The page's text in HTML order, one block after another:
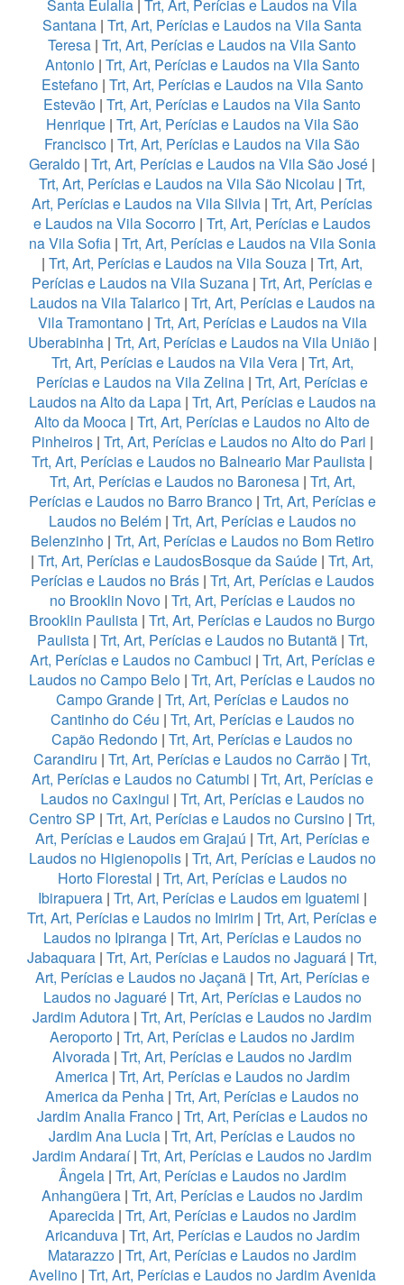
Santa Eulalia | Trt, Art, Perícias e Laudos na Vila
Santana | Trt, Art, Perícias e Laudos na Vila Santa
Teresa | Trt, Art, Perícias e Laudos na Vila Santo
Antonio| Trt, Art, Perícias e Laudos na Vila Santo
Estefano| Trt, Art, Perícias e Laudos na Vila Santo
Estevão | Trt, Art, Perícias e Laudos na Vila Santo
Henrique| Trt, Art, Perícias e Laudos na Vila São
Francisco | Trt, Art, Perícias e Laudos na Vila São
Geraldo | Trt, Art, Perícias e Laudos na Vila São José |
Trt, Art, Perícias e Laudos na Vila São Nicolau | Trt,
Art, Perícias e Laudos na Vila Silvia | Trt, Art, Perícias
e Laudos na Vila Socorro | Trt, Art, Perícias e Laudos
na Vila Sofia| Trt, Art, Perícias e Laudos na Vila Sonia
| Trt, Art, Perícias e Laudos na Vila Souza | Trt, Art,
Perícias e Laudos na Vila Suzana | Trt, Art, Perícias e
Laudos na Vila Talarico| Trt, Art, Perícias e Laudos na
Vila Tramontano| Trt, Art, Perícias e Laudos na Vila
Uberabinha| Trt, Art, Perícias e Laudos na Vila União|
Trt, Art, Perícias e Laudos na Vila Vera| Trt, Art,
Perícias e Laudos na Vila Zelina | Trt, Art, Perícias e
Laudos na Alto da Lapa| Trt, Art, Perícias e Laudos na
Alto da Mooca | Trt, Art, Perícias e Laudos no Alto de
Pinheiros| Trt, Art, Perícias e Laudos no Alto do Pari |
Trt, Art, Perícias e Laudos no Balneario Mar Paulista |
Trt, Art, Perícias e Laudos no Baronesa| Trt, Art,
Perícias e Laudos no Barro Branco| Trt, Art, Perícias e
Laudos no Belém| Trt, Art, Perícias e Laudos no
Belenzinho| Trt, Art, Perícias e Laudos no Bom Retiro
| Trt, Art, Perícias e LaudosBosque da Saúde | Trt, Art,
Perícias e Laudos no Brás| Trt, Art, Perícias e Laudos
no Brooklin Novo| Trt, Art, Perícias e Laudos no
Brooklin Paulista | Trt, Art, Perícias e Laudos no Burgo
Paulista| Trt, Art, Perícias e Laudos no Butantã| Trt,
Art, Perícias e Laudos no Cambuci | Trt, Art, Perícias e
Laudos no Campo Belo | Trt, Art, Perícias e Laudos no
Campo Grande| Trt, Art, Perícias e Laudos no
Cantinho do Céu | Trt, Art, Perícias e Laudos no
Capão Redondo | Trt, Art, Perícias e Laudos no
Carandiru | Trt, Art, Perícias e Laudos no Carrão | Trt,
Art, Perícias e Laudos no Catumbi | Trt, Art, Perícias e
Laudos no Caxingui | Trt, Art, Perícias e Laudos no
Centro SP | Trt, Art, Perícias e Laudos no Cursino | Trt,
Art, Perícias e Laudos em Grajaú | Trt, Art, Perícias e
Laudos no Higienopolis| Trt, Art, Perícias e Laudos no
Horto Florestal | Trt, Art, Perícias e Laudos no
Ibirapuera| Trt, Art, Perícias e Laudos em Iguatemi |
Trt, Art, Perícias e Laudos no Imirim | Trt, Art, Perícias e
Laudos no Ipiranga| Trt, Art, Perícias e Laudos no
Jabaquara | Trt, Art, Perícias e Laudos no Jaguará | Trt,
Art, Perícias e Laudos no Jaçanã| Trt, Art, Perícias e
Laudos no Jaguaré| Trt, Art, Perícias e Laudos no
Jardim Adutora | Trt, Art, Perícias e Laudos no Jardim
Aeroporto | Trt, Art, Perícias e Laudos no Jardim
Alvorada | Trt, Art, Perícias e Laudos no Jardim
America| Trt, Art, Perícias e Laudos no Jardim
America da Penha | Trt, Art, Perícias e Laudos no
Jardim Analia Franco| Trt, Art, Perícias e Laudos no
Jardim Ana Lucia | Trt, Art, Perícias e Laudos no
Jardim Andaraí| Trt, Art, Perícias e Laudos no Jardim
Ângela| Trt, Art, Perícias e Laudos no Jardim
Anhangüera | Trt, Art, Perícias e Laudos no Jardim
Aparecida| Trt, Art, Perícias e Laudos no Jardim
Aricanduva| Trt, Art, Perícias e Laudos no Jardim
Matarazzo | Trt, Art, Perícias e Laudos no Jardim
Avelino| Trt, Art, Perícias e Laudos no Jardim Avenida